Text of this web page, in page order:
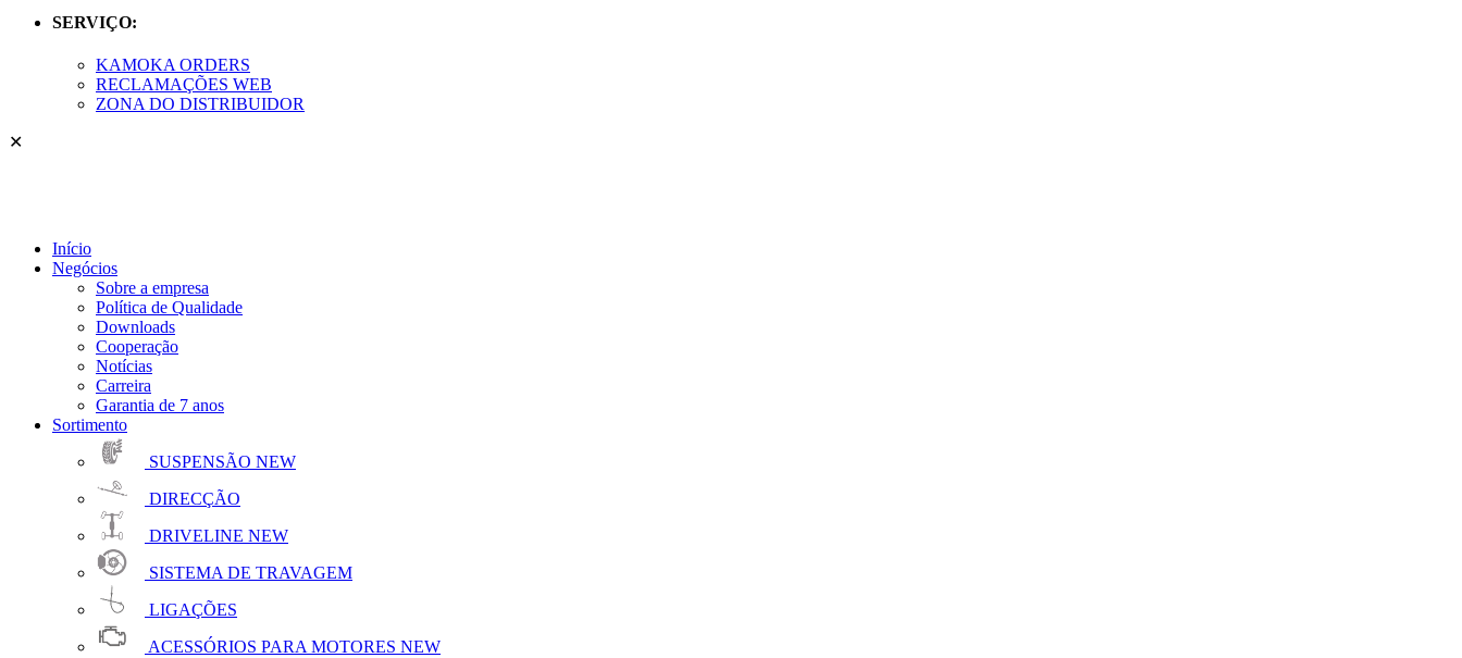
SERVIÇO:
KAMOKA ORDERS
RECLAMAÇÕES WEB
ZONA DO DISTRIBUIDOR
✕
Início
Negócios
Sobre a empresa
Política de Qualidade
Downloads
Cooperação
Notícias
Carreira
Garantia de 7 anos
Sortimento
SUSPENSÃO NEW
DIRECÇÃO
DRIVELINE NEW
SISTEMA DE TRAVAGEM
LIGAÇÕES
ACESSÓRIOS PARA MOTORES NEW